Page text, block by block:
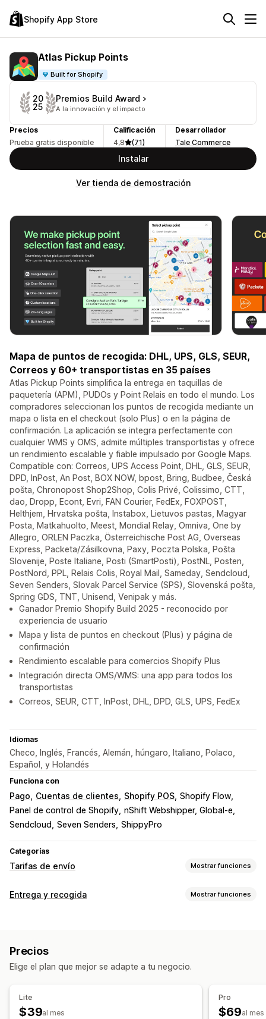
Shopify App Store
Atlas Pickup Points
Built for Shopify
20
25
Premios Build Award
A la innovación y el impacto
Precios
Prueba gratis disponible
Calificación
4,8
(71)
Desarrollador
Tale Commerce
Instalar
Ver tienda de demostración
Mapa de puntos de recogida: DHL, UPS, GLS, SEUR,
Correos y 60+ transportistas en 35 países
Atlas Pickup Points simplifica la entrega en taquillas de
paquetería (APM), PUDOs y Point Relais en todo el mundo. Los
compradores seleccionan los puntos de recogida mediante un
mapa o lista en el checkout (solo Plus) o en la página de
confirmación. La aplicación se integra perfectamente con
cualquier WMS y OMS, admite múltiples transportistas y ofrece
un rendimiento escalable y fiable impulsado por Google Maps.
Compatible con: Correos, UPS Access Point, DHL, GLS, SEUR,
DPD, InPost, An Post, BOX NOW, bpost, Bring, Budbee, Česká
pošta, Chronopost Shop2Shop, Colis Privé, Colissimo, CTT,
dao, Dropp, Econt, Evri, FAN Courier, FedEx, FOXPOST,
Helthjem, Hrvatska pošta, Instabox, Lietuvos pastas, Magyar
Posta, Matkahuolto, Meest, Mondial Relay, Omniva, One by
Allegro, ORLEN Paczka, Österreichische Post AG, Overseas
Express, Packeta/Zásilkovna, Paxy, Poczta Polska, Pošta
Slovenije, Poste Italiane, Posti (SmartPosti), PostNL, Posten,
PostNord, PPL, Relais Colis, Royal Mail, Sameday, Sendcloud,
Seven Senders, Slovak Parcel Service (SPS), Slovenská pošta,
Spring GDS, TNT, Unisend, Venipak y más.
Ganador Premio Shopify Build 2025 - reconocido por
experiencia de usuario
Mapa y lista de puntos en checkout (Plus) y página de
confirmación
Rendimiento escalable para comercios Shopify Plus
Integración directa OMS/WMS: una app para todos los
transportistas
Correos, SEUR, CTT, InPost, DHL, DPD, GLS, UPS, FedEx
Idiomas
Checo, Inglés, Francés, Alemán, húngaro, Italiano, Polaco,
Español, y Holandés
Funciona con
Pago Cuentas de clientes Shopify POS Shopify Flow
Panel de control de Shopify nShift Webshipper, Global-e
Sendcloud
Seven Senders ShippyPro
Categorías
Tarifas de envío Mostrar funciones
Cálculo de tasas
Basado en la cantidad
Mezcla de tasas Múltiples zonas Múltiples orígenes
Personalización
Notificaciones personalizadas
Validación de direcciones
Entrega y recogida Mostrar funciones
Validación de direcciones
Precios
Elige el plan que mejor se adapte a tu negocio.
Lite
$39al mes
Pro
$69al mes